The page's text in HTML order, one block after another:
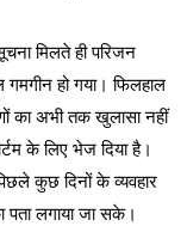
मिलते ही परिजन
हो गया। फिलहाल
का अभी तक खुलासा नहीं
के लिए भेज दिया है।
कुछ दिनों के व्यवहार
पता लगाया जा सके।